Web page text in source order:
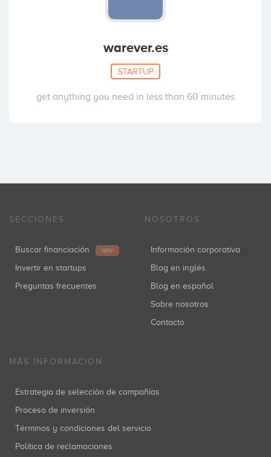
warever.es
STARTUP
get anything you need in less than 60 minutes
SECCIONES
Buscar financiación NEW
Invertir en startups
Preguntas frecuentes
NOSOTROS
Información corporativa
Blog en inglés
Blog en español
Sobre nosotros
Contacto
MÁS INFORMACIÓN
Estrategia de selección de compañías
Proceso de inversión
Términos y condiciones del servicio
Política de reclamaciones